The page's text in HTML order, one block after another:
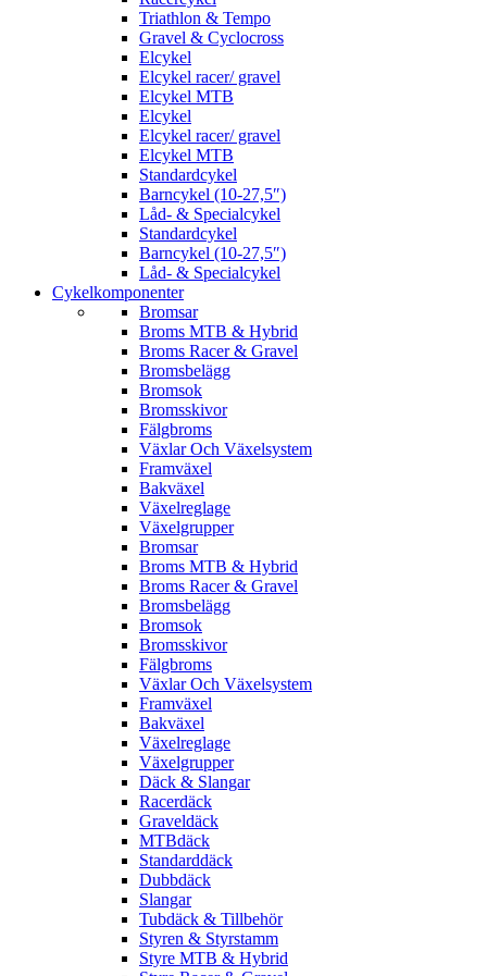
Triathlon & Tempo
Gravel & Cyclocross
Elcykel
Elcykel racer/ gravel
Elcykel MTB
Elcykel
Elcykel racer/ gravel
Elcykel MTB
Standardcykel
Barncykel (10-27,5″)
Låd- & Specialcykel
Standardcykel
Barncykel (10-27,5″)
Låd- & Specialcykel
Cykelkomponenter
Bromsar
Broms MTB & Hybrid
Broms Racer & Gravel
Bromsbelägg
Bromsok
Bromsskivor
Fälgbroms
Växlar Och Växelsystem
Framväxel
Bakväxel
Växelreglage
Växelgrupper
Bromsar
Broms MTB & Hybrid
Broms Racer & Gravel
Bromsbelägg
Bromsok
Bromsskivor
Fälgbroms
Växlar Och Växelsystem
Framväxel
Bakväxel
Växelreglage
Växelgrupper
Däck & Slangar
Racerdäck
Graveldäck
MTBdäck
Standarddäck
Dubbdäck
Slangar
Tubdäck & Tillbehör
Styren & Styrstamm
Styre MTB & Hybrid